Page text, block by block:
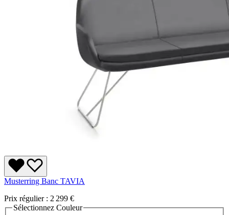
Musterring Banc TAVIA
Prix régulier : 2 299 €
Sélectionnez Couleur